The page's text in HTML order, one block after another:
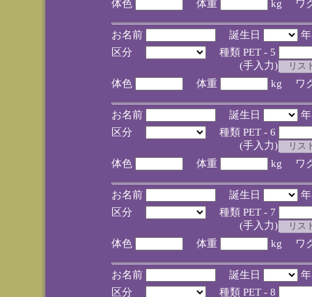
体色
体重 kg ワ
お名前 誕生日
区分
種類 PET - 5
(手入力)
体色
体重 kg ワ
お名前 誕生日
区分
種類 PET - 6
(手入力)
体色
体重 kg ワ
お名前 誕生日
区分
種類 PET - 7
(手入力)
体色
体重 kg ワ
お名前 誕生日
区分
種類 PET - 8